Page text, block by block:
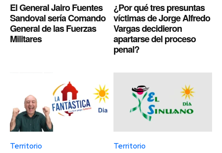
El General Jairo Fuentes
Sandoval sería Comando
General de las Fuerzas
Militares
¿Por qué tres presuntas
víctimas de Jorge Alfredo
Vargas decidieron
apartarse del proceso
penal?
Territorio Territorio